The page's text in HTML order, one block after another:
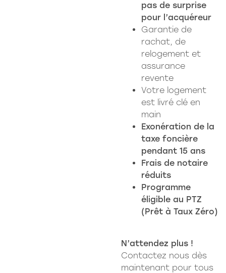
pas de surprise
pour l’acquéreur
Garantie de
rachat, de
relogement et
assurance
revente
Votre logement
est livré clé en
main
Exonération de la
taxe foncière
pendant 15 ans
Frais de notaire
réduits
Programme
éligible au PTZ
(Prêt à Taux Zéro)
N’attendez plus !
Contactez nous dès
maintenant pour tous